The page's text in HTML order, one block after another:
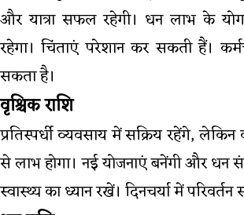
और यात्रा सफल रहेगी। धन लाभ के
रहेगा। चिंताएं परेशान कर सकती हैं।
सकता है।
वृश्चिक राशि
प्रतिस्पर्धी व्यवसाय में सक्रिय रहेंगे,
से लाभ होगा। नई योजनाएं बनेंगी और धन
स्वास्थ्य का ध्यान रखें। दिनचर्या में परिवर्तन